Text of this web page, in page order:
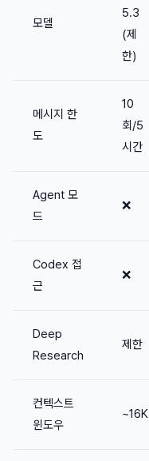
모델
5.3
(제
한)
메시지 한
도
10
회/5
시간
Agent 모
드
❌
Codex 접
근
❌
Deep
Research
제한
컨텍스트
윈도우
~16K